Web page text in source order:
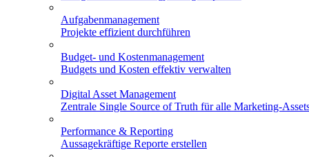
Aufgabenmanagement
Projekte effizient durchführen
Budget- und Kostenmanagement
Budgets und Kosten effektiv verwalten
Digital Asset Management
Zentrale Single Source of Truth für alle Marketing-
Performance & Reporting
Aussagekräftige Reporte erstellen